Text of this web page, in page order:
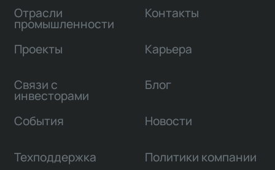
Отрасли
промышленности
Проекты
Связи с
инвесторами
Контакты
Карьера
Блог
События Новости
Техподдержка Политики компании